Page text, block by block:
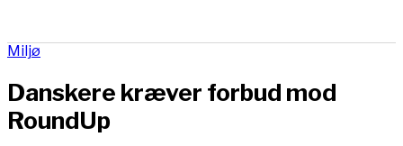
Miljø
Danskere kræver forbud mod
RoundUp